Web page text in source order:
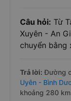
Câu hỏi: Từ
Xuyên - An
chuyển bằng
Trả lời: Đường
Uyên - Bình
khoảng 280